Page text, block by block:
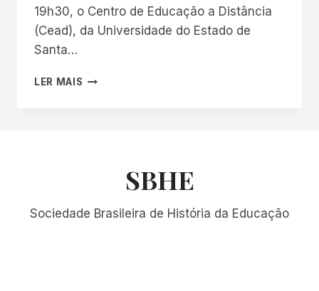
19h30, o Centro de Educação a Distância
(Cead), da Universidade do Estado de
Santa…
LER MAIS MESA-
HISTÓRIA
EDUCAÇÃO
SBHE
Sociedade Brasileira de História da Educação